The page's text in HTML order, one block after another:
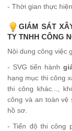
- Thời gian thực
GIÁM SÁT
TY TNHH CÔNG
Nội dung công việc
- SVG tiến hành
hạng mục thi công
thi công khác...,
công và an toàn vệ
hồ sơ.
- Tiến độ thi công